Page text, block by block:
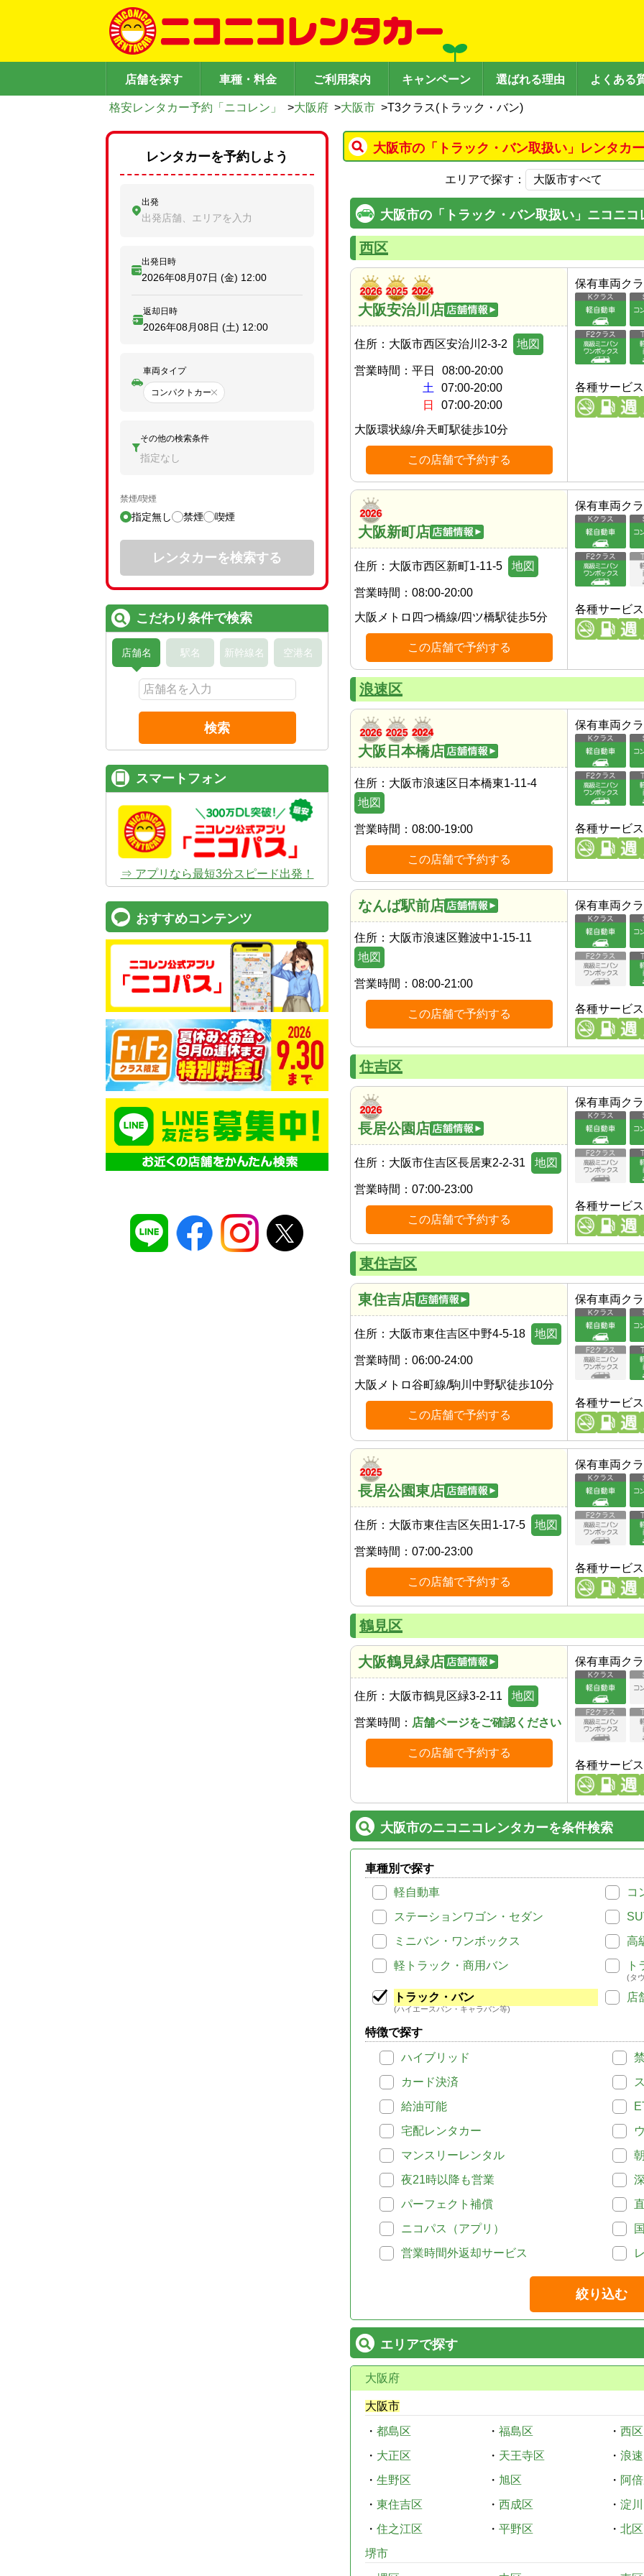
店舗を探す 車種・料金 ご利用案内 キャンペーン 選ばれる理由 よくある
格安レンタカー予約「ニコレン」 >大阪府 >大阪市 >T3クラス(トラック・バン)
大阪市の「トラック・バン取扱い」レンタカ
エリアで探す：
大阪市の「トラック・バン取扱い」ニコニ
西区
大阪安治川店
住所： 大阪市西区安治川2-3-2 地図
営業時間： 平日
08:00-20:00
土
07:00-20:00
日
07:00-20:00
大阪環状線/弁天町駅徒歩10分
この店舗で予約する
保有車両ク
各種サービス
大阪新町店
住所： 大阪市西区新町1-11-5 地図
営業時間： 08:00-20:00
大阪メトロ四つ橋線/四ツ橋駅徒歩5分
この店舗で予約する
保有車両ク
各種サービス
浪速区
大阪日本橋店
住所： 大阪市浪速区日本橋東1-11-4
地図
営業時間： 08:00-19:00
この店舗で予約する
保有車両ク
各種サービス
なんば駅前店
住所： 大阪市浪速区難波中1-15-11
地図
営業時間： 08:00-21:00
この店舗で予約する
保有車両ク
各種サービス
住吉区
長居公園店
住所： 大阪市住吉区長居東2-2-31 地図
営業時間： 07:00-23:00
この店舗で予約する
保有車両ク
各種サービス
東住吉区
東住吉店
住所： 大阪市東住吉区中野4-5-18 地図
営業時間： 06:00-24:00
大阪メトロ谷町線/駒川中野駅徒歩10分
この店舗で予約する
保有車両ク
各種サービス
長居公園東店
住所： 大阪市東住吉区矢田1-17-5 地図
営業時間： 07:00-23:00
この店舗で予約する
保有車両ク
各種サービス
鶴見区
大阪鶴見緑店
住所： 大阪市鶴見区緑3-2-11 地図
営業時間： 店舗ページをご確認ください
この店舗で予約する
保有車両ク
各種サービス
大阪市のニコニコレンタカーを条件検索
車種別で探す
軽自動車
コ
ステーションワゴン・セダン
ミニバン・ワンボックス
高
軽トラック・商用バン
ト
(タ
トラック・バン
(ハイエースバン・キャラバン等)
店
特徴で探す
ハイブリッド
カード決済
給油可能
宅配レンタカー
マンスリーレンタル
夜21時以降も営業
パーフェクト補償
ニコパス（アプリ）
営業時間外返却サービス
絞り込む
エリアで探す
大阪府
大阪市
・ 都島区 ・ 福島区 ・ 西区
・ 大正区 ・ 天王寺区 ・ 浪
・ 生野区 ・ 旭区 ・ 阿
・ 東住吉区 ・ 西成区 ・ 淀
・ 住之江区 ・ 平野区 ・ 北区
堺市
レンタカーを予約しよう
出発
出発店舗、エリアを入力
出発日時
2026年08月07日 (金) 12:00
返却日時
2026年08月08日 (土) 12:00
車両タイプ
コンパクトカー
その他の検索条件
指定なし
禁煙/喫煙
指定無し 禁煙 喫煙
レンタカーを検索する
こだわり条件で検索
店舗名 駅名 新幹線名 空港名
検索
スマートフォン
⇒ アプリなら最短3分スピード出発！
おすすめコンテンツ